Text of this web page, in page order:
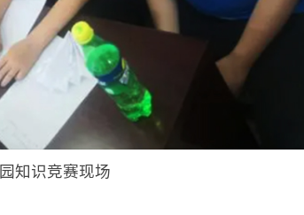
知识竞赛现场